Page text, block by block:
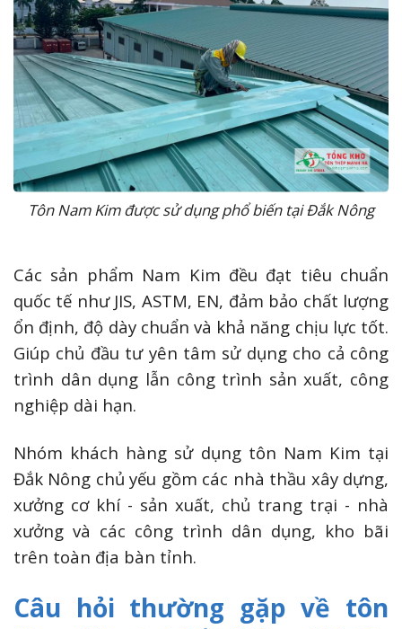
Tôn Nam Kim được sử dụng phổ biến tại Đắk Nông
Các sản phẩm Nam Kim đều đạt tiêu chuẩn
quốc tế như JIS, ASTM, EN, đảm bảo chất lượng
ổn định, độ dày chuẩn và khả năng chịu lực tốt.
Giúp chủ đầu tư yên tâm sử dụng cho cả công
trình dân dụng lẫn công trình sản xuất, công
nghiệp dài hạn.
Nhóm khách hàng sử dụng tôn Nam Kim tại
Đắk Nông chủ yếu gồm các nhà thầu xây dựng,
xưởng cơ khí - sản xuất, chủ trang trại - nhà
xưởng và các công trình dân dụng, kho bãi
trên toàn địa bàn tỉnh.
Câu hỏi thường gặp về tôn